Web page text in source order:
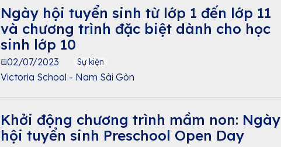
Ngày hội tuyển sinh từ lớp 1 đến lớp 11
và chương trình đặc biệt dành cho học
sinh lớp 10
02/07/2023 Sự kiện
Victoria School - Nam Sài Gòn
Khởi động chương trình mầm non: Ngày
hội tuyển sinh Preschool Open Day